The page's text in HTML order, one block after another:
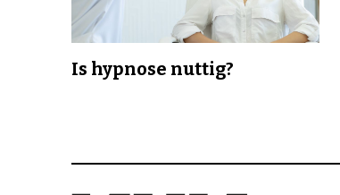
Is hypnose nuttig?